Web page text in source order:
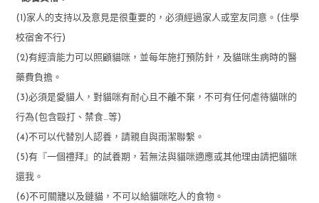
(1)家人的支持以及意見是很重要的，必須經過家人或室友同意。(住學
校宿舍不行)
(2)有經濟能力可以照顧貓咪，並每年施打預防針，及貓咪生病時的醫
藥費負擔。
(3)必須是愛貓人，對貓咪有耐心且不離不棄，不可有任何虐待貓咪的
行為(包含毆打、禁食…等)
(4)不可以代替別人認養，請親自與雨潔聯繫。
(5)有『一個禮拜』的試養期，若無法與貓咪適應或其他理由請把貓咪
還我。
(6)不可關籠以及鏈貓，不可以給貓咪吃人的食物。